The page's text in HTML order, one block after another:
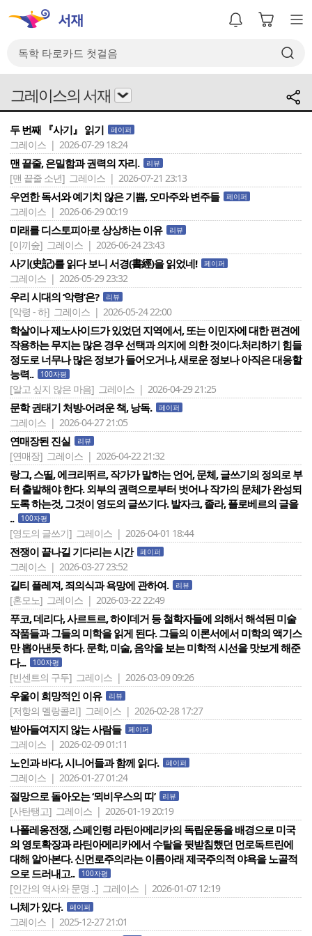
그레이스의 서재
두 번째 『사기』 읽기 페이퍼
그레이스 | 2026-07-29 18:24
맨 끝줄, 은밀함과 권력의 자리. 리뷰
[맨 끝줄 소년] 그레이스 | 2026-07-21 23:13
우연한 독서와 예기치 않은 기쁨, 오마주와 변주들 페이퍼
그레이스 | 2026-06-29 00:19
미래를 디스토피아로 상상하는 이유 리뷰
[이끼숲] 그레이스 | 2026-06-24 23:43
사기(史記)를 읽다 보니 서경(書經)을 읽었네! 페이퍼
그레이스 | 2026-05-29 23:32
우리 시대의 ‘악령’은? 리뷰
[악령 - 하] 그레이스 | 2026-05-24 22:00
학살이나 제노사이드가 있었던 지역에서, 또는 이민자에 대한 편견에
작용하는 무지는 많은 경우 선택과 의지에 의한 것이다.처리하기 힘들
정도로 너무나 많은 정보가 들어오거나, 새로운 정보나 아직은 대응할
능력..
100자평
[알고 싶지 않은 마음] 그레이스 | 2026-04-29 21:25
문학 권태기 처방-어려운 책, 낭독. 페이퍼
그레이스 | 2026-04-27 21:05
연매장된 진실 리뷰
[연매장] 그레이스 | 2026-04-22 21:32
랑그, 스띨, 에크리뛰르, 작가가 말하는 언어, 문체, 글쓰기의 정의로 부
터 출발해야 한다. 외부의 권력으로부터 벗어나 작가의 문체가 완성되
도록 하는것, 그것이 영도의 글쓰기다. 발자크, 졸라, 플로베르의 글을
..
100자평
[영도의 글쓰기] 그레이스 | 2026-04-01 18:44
전쟁이 끝나길 기다리는 시간 페이퍼
그레이스 | 2026-03-27 23:52
길티 플레져, 죄의식과 욕망에 관하여. 리뷰
[혼모노] 그레이스 | 2026-03-22 22:49
푸코, 데리다, 사르트르, 하이데거 등 철학자들에 의해서 해석된 미술
작품들과 그들의 미학을 읽게 된다. 그들의 이론서에서 미학의 액기스
만 뽑아낸듯 하다. 문학, 미술, 음악을 보는 미학적 시선을 맛보게 해준
다...
100자평
[빈센트의 구두] 그레이스 | 2026-03-09 09:26
우울이 희망적인 이유 리뷰
[저항의 멜랑콜리] 그레이스 | 2026-02-28 17:27
받아들여지지 않는 사람들 페이퍼
그레이스 | 2026-02-09 01:11
노인과 바다, 시니어들과 함께 읽다. 페이퍼
그레이스 | 2026-01-27 01:24
절망으로 돌아오는 ‘뫼비우스의 띠’ 리뷰
[사탄탱고] 그레이스 | 2026-01-19 20:19
나폴레옹전쟁, 스페인령 라틴아메리카의 독립운동을 배경으로 미국
의 영토확장과 라틴아메리카에서 수탈을 뒷받침했던 먼로독트린에
대해 알아본다. 신먼로주의라는 이름아래 제국주의적 야욕을 노골적
으로 드러내고..
100자평
[인간의 역사와 문명 ..] 그레이스 | 2026-01-07 12:19
니체가 있다. 페이퍼
그레이스 | 2025-12-27 21:01